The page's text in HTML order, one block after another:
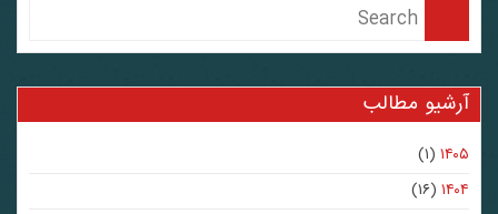
آرشیو مطالب
(۱)
(۱۶)